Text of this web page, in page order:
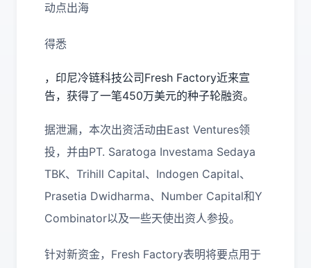
动点出海
得悉
，印尼冷链科技公司Fresh Factory近来宣
告，获得了一笔450万美元的种子轮融资。
据泄漏，本次出资活动由East Ventures领
投，并由PT. Saratoga Investama Sedaya
TBK、Trihill Capital、Indogen Capital、
Prasetia Dwidharma、Number Capital和Y
Combinator以及一些天使出资人参投。
针对新资金，Fresh Factory表明将要点用于